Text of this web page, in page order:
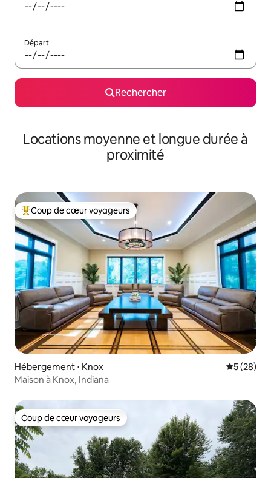
Départ
Rechercher
Locations moyenne et longue durée à
proximité
Coups de cœur voyageurs les plus appréciés
Coup de cœur voyageurs
Hébergement ⋅ Knox
5 (28)
Maison à Knox, Indiana
Coup de cœur voyageurs
Coup de cœur voyageurs